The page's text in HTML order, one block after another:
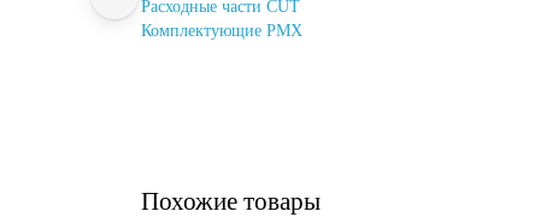
Расходные части CUT
Комплектующие PMX
Похожие товары